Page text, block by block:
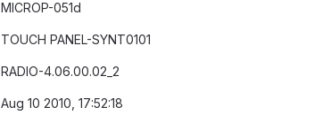
MICROP-051d
TOUCH PANEL-SYNT0101
RADIO-4.06.00.02_2
Aug 10 2010, 17:52:18